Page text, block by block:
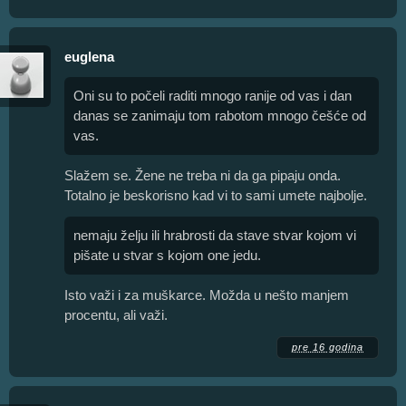
euglena
Oni su to počeli raditi mnogo ranije od vas i dan
danas se zanimaju tom rabotom mnogo češće od
vas.
Slažem se. Žene ne treba ni da ga pipaju onda.
Totalno je beskorisno kad vi to sami umete najbolje.
nemaju želju ili hrabrosti da stave stvar kojom vi
pišate u stvar s kojom one jedu.
Isto važi i za muškarce. Možda u nešto manjem
procentu, ali važi.
pre 16 godina